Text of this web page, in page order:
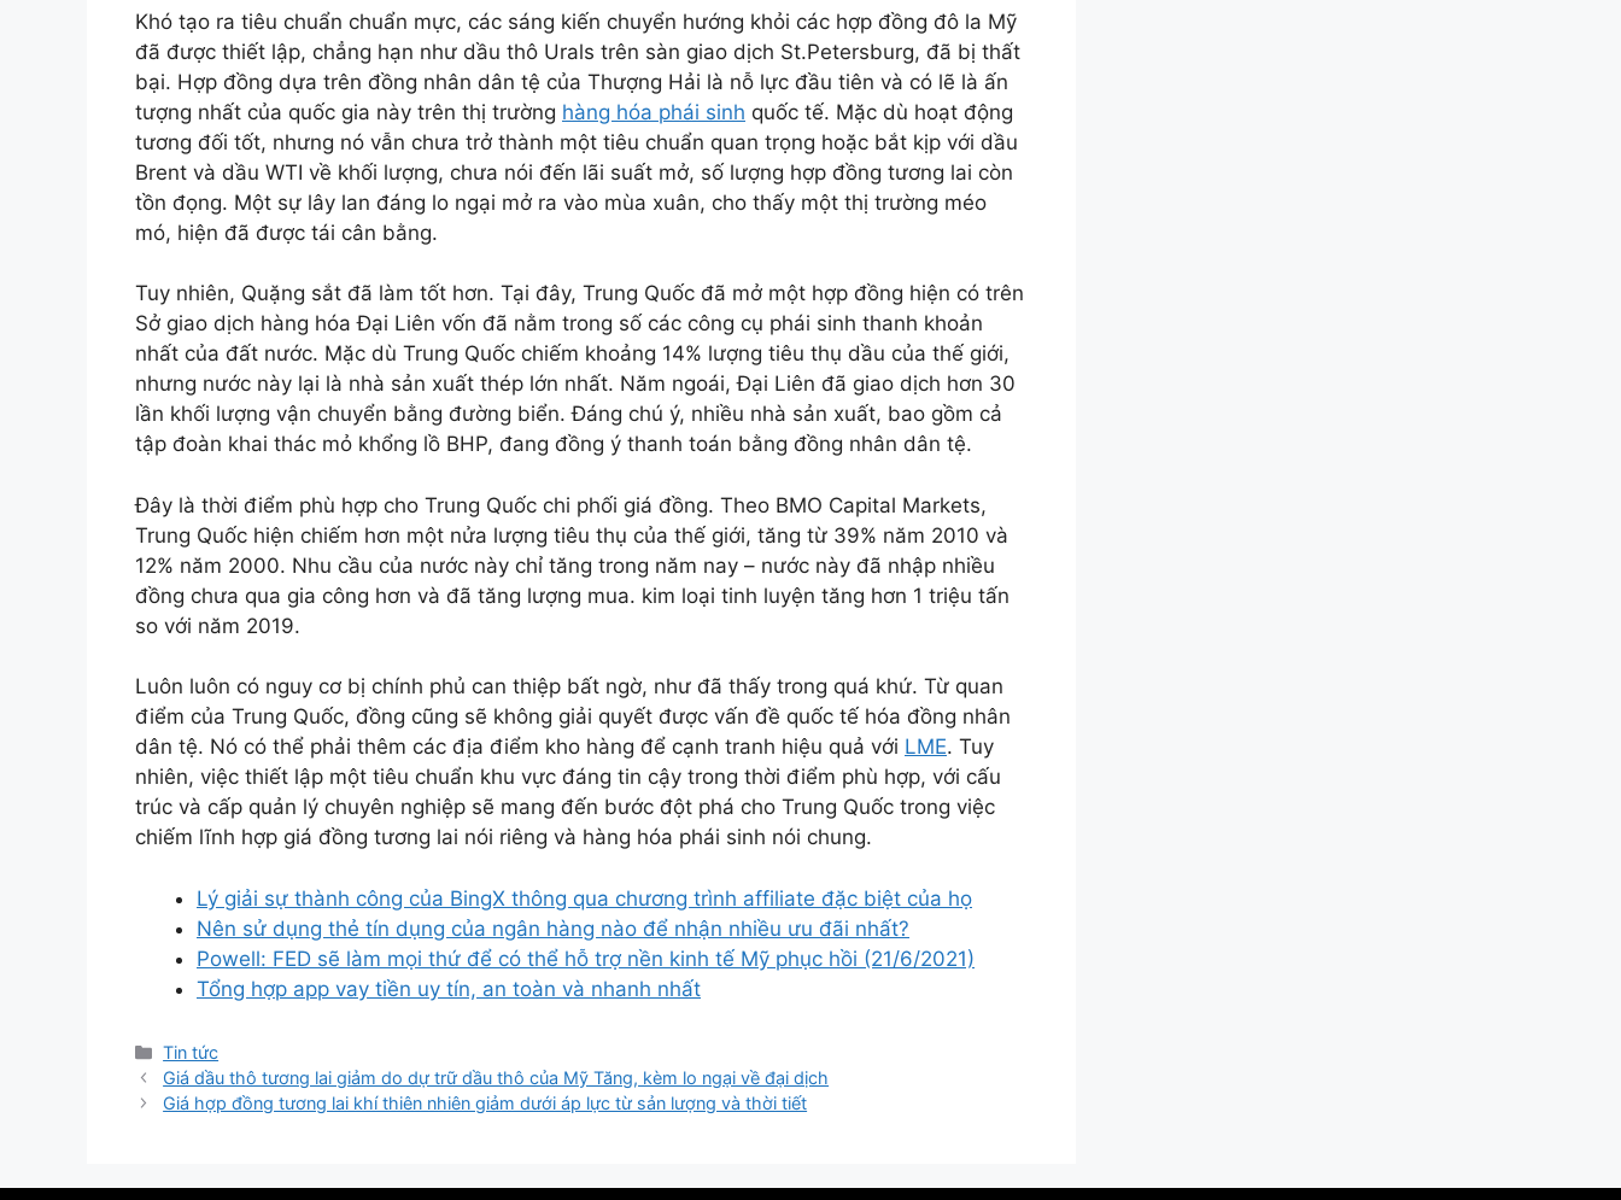
Khó tạo ra tiêu chuẩn chuẩn mực, các sáng kiến ​​chuyển hướng khỏi các hợp đồng đô la Mỹ
đã được thiết lập, chẳng hạn như dầu thô Urals trên sàn giao dịch St.Petersburg, đã bị thất
bại. Hợp đồng dựa trên đồng nhân dân tệ của Thượng Hải là nỗ lực đầu tiên và có lẽ là ấn
tượng nhất của quốc gia này trên thị trường hàng hóa phái sinh quốc tế. Mặc dù hoạt động
tương đối tốt, nhưng nó vẫn chưa trở thành một tiêu chuẩn quan trọng hoặc bắt kịp với dầu
Brent và dầu WTI về khối lượng, chưa nói đến lãi suất mở, số lượng hợp đồng tương lai còn
tồn đọng. Một sự lây lan đáng lo ngại mở ra vào mùa xuân, cho thấy một thị trường méo
mó, hiện đã được tái cân bằng.
Tuy nhiên, Quặng sắt đã làm tốt hơn. Tại đây, Trung Quốc đã mở một hợp đồng hiện có trên
Sở giao dịch hàng hóa Đại Liên vốn đã nằm trong số các công cụ phái sinh thanh khoản
nhất của đất nước. Mặc dù Trung Quốc chiếm khoảng 14% lượng tiêu thụ dầu của thế giới,
nhưng nước này lại là nhà sản xuất thép lớn nhất. Năm ngoái, Đại Liên đã giao dịch hơn 30
lần khối lượng vận chuyển bằng đường biển. Đáng chú ý, nhiều nhà sản xuất, bao gồm cả
tập đoàn khai thác mỏ khổng lồ BHP, đang đồng ý thanh toán bằng đồng nhân dân tệ.
Đây là thời điểm phù hợp cho Trung Quốc chi phối giá đồng. Theo BMO Capital Markets,
Trung Quốc hiện chiếm hơn một nửa lượng tiêu thụ của thế giới, tăng từ 39% năm 2010 và
12% năm 2000. Nhu cầu của nước này chỉ tăng trong năm nay – nước này đã nhập nhiều
đồng chưa qua gia công hơn và đã tăng lượng mua. kim loại tinh luyện tăng hơn 1 triệu tấn
so với năm 2019.
Luôn luôn có nguy cơ bị chính phủ can thiệp bất ngờ, như đã thấy trong quá khứ. Từ quan
điểm của Trung Quốc, đồng cũng sẽ không giải quyết được vấn đề quốc tế hóa đồng nhân
dân tệ. Nó có thể phải thêm các địa điểm kho hàng để cạnh tranh hiệu quả với LME. Tuy
nhiên, việc thiết lập một tiêu chuẩn khu vực đáng tin cậy trong thời điểm phù hợp, với cấu
trúc và cấp quản lý chuyên nghiệp sẽ mang đến bước đột phá cho Trung Quốc trong việc
chiếm lĩnh hợp giá đồng tương lai nói riêng và hàng hóa phái sinh nói chung.
Lý giải sự thành công của BingX thông qua chương trình affiliate đặc biệt của họ
Nên sử dụng thẻ tín dụng của ngân hàng nào để nhận nhiều ưu đãi nhất?
Powell: FED sẽ làm mọi thứ để có thể hỗ trợ nền kinh tế Mỹ phục hồi (21/6/2021)
Tổng hợp app vay tiền uy tín, an toàn và nhanh nhất
Danh
mục
Tin tức
Giá dầu thô tương lai giảm do dự trữ dầu thô của Mỹ Tăng, kèm lo ngại về đại dịch
Giá hợp đồng tương lai khí thiên nhiên giảm dưới áp lực từ sản lượng và thời tiết